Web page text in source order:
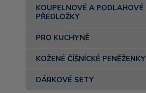
KOUPELNOVÉ A PODLAHOVÉ
PŘEDLOŽKY
PRO KUCHYNĚ
KOŽENÉ ČÍŠNÍCKÉ PENĚŽENKY
DÁRKOVÉ SETY